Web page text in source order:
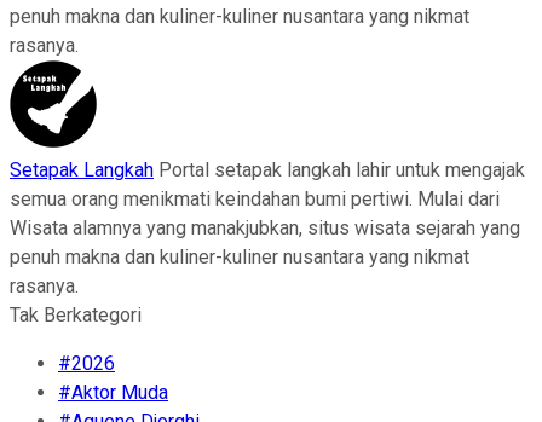
penuh makna dan kuliner-kuliner nusantara yang nikmat
rasanya.
Setapak Langkah Portal setapak langkah lahir untuk mengajak
semua orang menikmati keindahan bumi pertiwi. Mulai dari
Wisata alamnya yang manakjubkan, situs wisata sejarah yang
penuh makna dan kuliner-kuliner nusantara yang nikmat
rasanya.
Tak Berkategori
#2026
#Aktor Muda